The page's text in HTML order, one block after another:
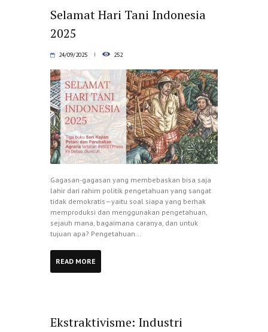
Selamat Hari Tani Indonesia
2025
24/09/2025 252
Gagasan-gagasan yang membebaskan bisa saja
lahir dari rahim politik pengetahuan yang sangat
tidak demokratis—yaitu soal siapa yang berhak
memproduksi dan menggunakan pengetahuan,
sejauh mana, bagaimana caranya, dan untuk
tujuan apa? Pengetahuan...
READ MORE
Ekstraktivisme: Industri